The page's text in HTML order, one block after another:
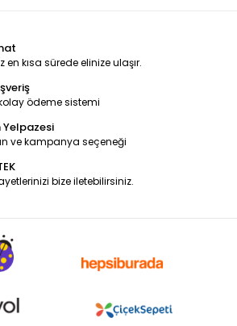
en kısa sürede elinize ulaşır.
ödeme sistemi
Yelpazesi
ve kampanya seçeneği
bize iletebilirsiniz.